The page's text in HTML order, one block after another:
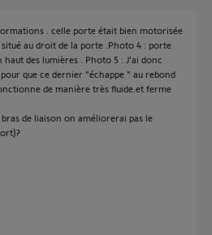
. celle porte était bien motorisée
au droit de la porte .Photo 4 : porte
des lumières . Photo 5 : J'ai donc
que ce dernier "échappe " au rebond
de manière très fluide.et ferme
de liaison on améliorerai pas le